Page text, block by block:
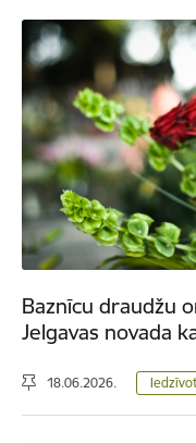
Baznīcu draudžu
Jelgavas novada
18.06.2026.